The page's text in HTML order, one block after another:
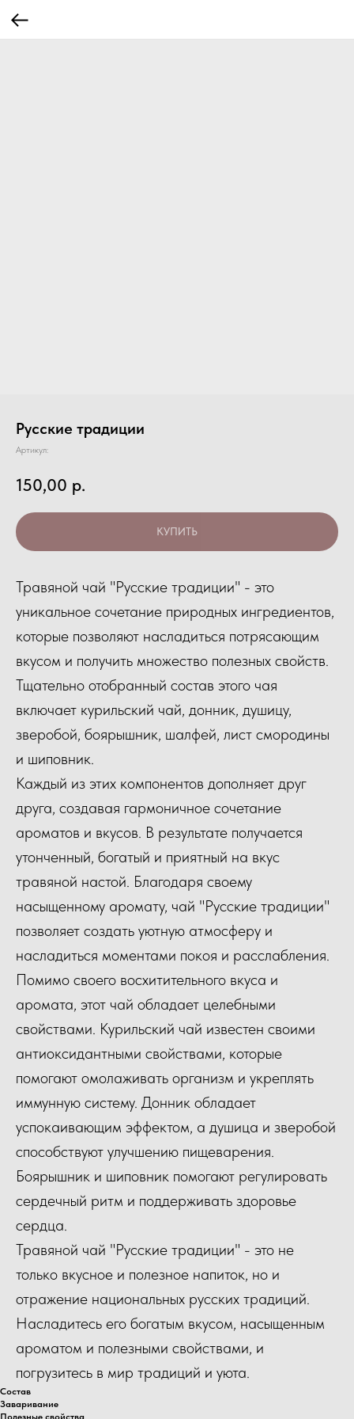
Русские традиции
Артикул:
150,00 р.
КУПИТЬ
Травяной чай "Русские традиции" - это
уникальное сочетание природных ингредиентов,
которые позволяют насладиться потрясающим
вкусом и получить множество полезных свойств.
Тщательно отобранный состав этого чая
включает курильский чай, донник, душицу,
зверобой, боярышник, шалфей, лист смородины
и шиповник.
Каждый из этих компонентов дополняет друг
друга, создавая гармоничное сочетание
ароматов и вкусов. В результате получается
утонченный, богатый и приятный на вкус
травяной настой. Благодаря своему
насыщенному аромату, чай "Русские традиции"
позволяет создать уютную атмосферу и
насладиться моментами покоя и расслабления.
Помимо своего восхитительного вкуса и
аромата, этот чай обладает целебными
свойствами. Курильский чай известен своими
антиоксидантными свойствами, которые
помогают омолаживать организм и укреплять
иммунную систему. Донник обладает
успокаивающим эффектом, а душица и зверобой
способствуют улучшению пищеварения.
Боярышник и шиповник помогают регулировать
сердечный ритм и поддерживать здоровье
сердца.
Травяной чай "Русские традиции" - это не
только вкусное и полезное напиток, но и
отражение национальных русских традиций.
Насладитесь его богатым вкусом, насыщенным
ароматом и полезными свойствами, и
погрузитесь в мир традиций и уюта.
Состав
Заваривание
Полезные свойства